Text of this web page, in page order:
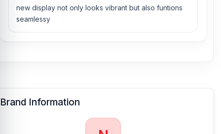
new display not only looks vibrant but also funtions
seamlessy
Brand Information